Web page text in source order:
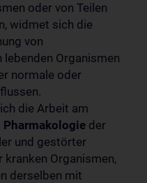
oder von Teilen
widmet sich die
von
Organismen
normale oder
die Arbeit am
Pharmakologie der
und gestörter
kranken Organismen,
derselben mit